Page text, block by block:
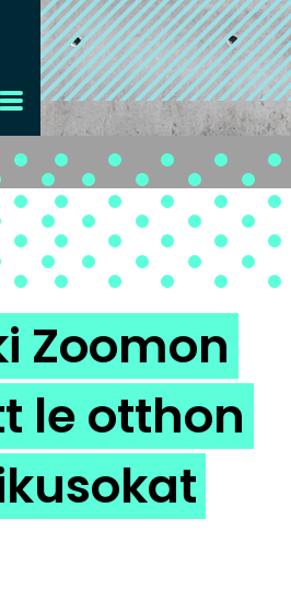
Zoomon
le otthon